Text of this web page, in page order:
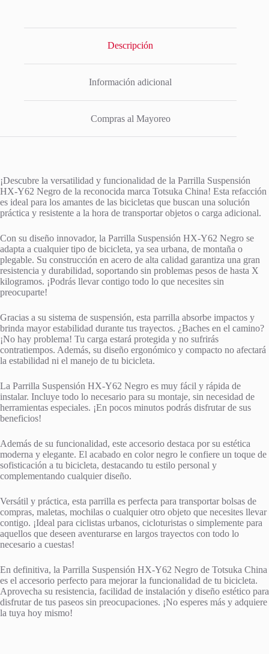
Descripción
Información adicional
Compras al Mayoreo
¡Descubre la versatilidad y funcionalidad de la Parrilla Suspensión
HX-Y62 Negro de la reconocida marca Totsuka China! Esta refacción
es ideal para los amantes de las bicicletas que buscan una solución
práctica y resistente a la hora de transportar objetos o carga adicional.
Con su diseño innovador, la Parrilla Suspensión HX-Y62 Negro se
adapta a cualquier tipo de bicicleta, ya sea urbana, de montaña o
plegable. Su construcción en acero de alta calidad garantiza una gran
resistencia y durabilidad, soportando sin problemas pesos de hasta X
kilogramos. ¡Podrás llevar contigo todo lo que necesites sin
preocuparte!
Gracias a su sistema de suspensión, esta parrilla absorbe impactos y
brinda mayor estabilidad durante tus trayectos. ¿Baches en el camino?
¡No hay problema! Tu carga estará protegida y no sufrirás
contratiempos. Además, su diseño ergonómico y compacto no afectará
la estabilidad ni el manejo de tu bicicleta.
La Parrilla Suspensión HX-Y62 Negro es muy fácil y rápida de
instalar. Incluye todo lo necesario para su montaje, sin necesidad de
herramientas especiales. ¡En pocos minutos podrás disfrutar de sus
beneficios!
Además de su funcionalidad, este accesorio destaca por su estética
moderna y elegante. El acabado en color negro le confiere un toque de
sofisticación a tu bicicleta, destacando tu estilo personal y
complementando cualquier diseño.
Versátil y práctica, esta parrilla es perfecta para transportar bolsas de
compras, maletas, mochilas o cualquier otro objeto que necesites llevar
contigo. ¡Ideal para ciclistas urbanos, cicloturistas o simplemente para
aquellos que deseen aventurarse en largos trayectos con todo lo
necesario a cuestas!
En definitiva, la Parrilla Suspensión HX-Y62 Negro de Totsuka China
es el accesorio perfecto para mejorar la funcionalidad de tu bicicleta.
Aprovecha su resistencia, facilidad de instalación y diseño estético para
disfrutar de tus paseos sin preocupaciones. ¡No esperes más y adquiere
la tuya hoy mismo!